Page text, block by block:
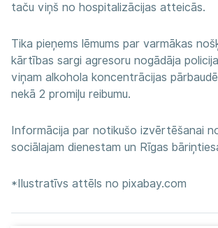
taču viņš no hospitalizācijas atteicās.
Tika pieņems lēmums par varmākas
kārtības sargi agresoru nogādāja
viņam alkohola koncentrācijas
nekā 2 promiļu reibumu.
Informācija par notikušo izvērtēšanai
sociālajam dienestam un Rīgas
*Ilustratīvs attēls no pixabay.com